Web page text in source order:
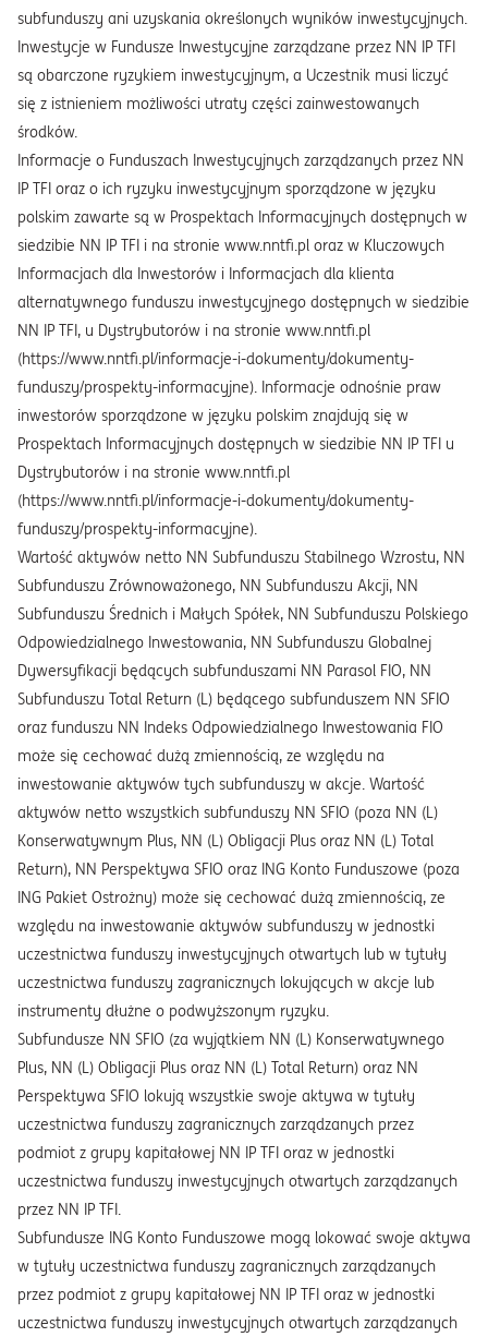
subfunduszy ani uzyskania określonych wyników inwestycyjnych.
Inwestycje w Fundusze Inwestycyjne zarządzane przez NN IP TFI
są obarczone ryzykiem inwestycyjnym, a Uczestnik musi liczyć
się z istnieniem możliwości utraty części zainwestowanych
środków.
Informacje o Funduszach Inwestycyjnych zarządzanych przez NN
IP TFI oraz o ich ryzyku inwestycyjnym sporządzone w języku
polskim zawarte są w Prospektach Informacyjnych dostępnych w
siedzibie NN IP TFI i na stronie www.nntfi.pl oraz w Kluczowych
Informacjach dla Inwestorów i Informacjach dla klienta
alternatywnego funduszu inwestycyjnego dostępnych w siedzibie
NN IP TFI, u Dystrybutorów i na stronie www.nntfi.pl
(https://www.nntfi.pl/informacje-i-dokumenty/dokumenty-
funduszy/prospekty-informacyjne). Informacje odnośnie praw
inwestorów sporządzone w języku polskim znajdują się w
Prospektach Informacyjnych dostępnych w siedzibie NN IP TFI u
Dystrybutorów i na stronie www.nntfi.pl
(https://www.nntfi.pl/informacje-i-dokumenty/dokumenty-
funduszy/prospekty-informacyjne).
Wartość aktywów netto NN Subfunduszu Stabilnego Wzrostu, NN
Subfunduszu Zrównoważonego, NN Subfunduszu Akcji, NN
Subfunduszu Średnich i Małych Spółek, NN Subfunduszu Polskiego
Odpowiedzialnego Inwestowania, NN Subfunduszu Globalnej
Dywersyfikacji będących subfunduszami NN Parasol FIO, NN
Subfunduszu Total Return (L) będącego subfunduszem NN SFIO
oraz funduszu NN Indeks Odpowiedzialnego Inwestowania FIO
może się cechować dużą zmiennością, ze względu na
inwestowanie aktywów tych subfunduszy w akcje. Wartość
aktywów netto wszystkich subfunduszy NN SFIO (poza NN (L)
Konserwatywnym Plus, NN (L) Obligacji Plus oraz NN (L) Total
Return), NN Perspektywa SFIO oraz ING Konto Funduszowe (poza
ING Pakiet Ostrożny) może się cechować dużą zmiennością, ze
względu na inwestowanie aktywów subfunduszy w jednostki
uczestnictwa funduszy inwestycyjnych otwartych lub w tytuły
uczestnictwa funduszy zagranicznych lokujących w akcje lub
instrumenty dłużne o podwyższonym ryzyku.
Subfundusze NN SFIO (za wyjątkiem NN (L) Konserwatywnego
Plus, NN (L) Obligacji Plus oraz NN (L) Total Return) oraz NN
Perspektywa SFIO lokują wszystkie swoje aktywa w tytuły
uczestnictwa funduszy zagranicznych zarządzanych przez
podmiot z grupy kapitałowej NN IP TFI oraz w jednostki
uczestnictwa funduszy inwestycyjnych otwartych zarządzanych
przez NN IP TFI.
Subfundusze ING Konto Funduszowe mogą lokować swoje aktywa
w tytuły uczestnictwa funduszy zagranicznych zarządzanych
przez podmiot z grupy kapitałowej NN IP TFI oraz w jednostki
uczestnictwa funduszy inwestycyjnych otwartych zarządzanych